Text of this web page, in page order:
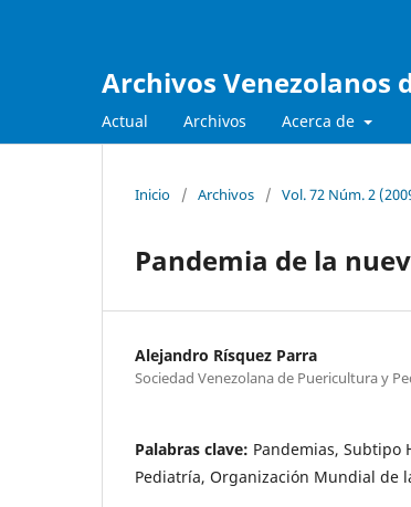
Archivos Venezolanos
Actual Archivos Acerca de
Inicio / Archivos / Vol. 72 Núm. 2
Pandemia de la
Alejandro Rísquez Parra
Sociedad Venezolana de Puericultura y
Palabras clave: Pandemias, Subtipo
Pediatría, Organización Mundial de